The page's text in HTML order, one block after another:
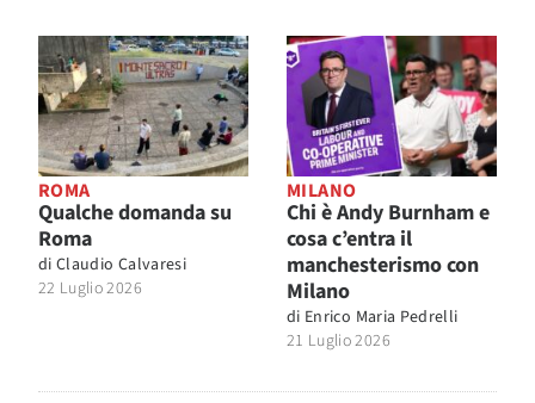
ROMA
Qualche domanda su
Roma
di Claudio Calvaresi
22 Luglio 2026
MILANO
Chi è Andy Burnham e
cosa c’entra il
manchesterismo con
Milano
di Enrico Maria Pedrelli
21 Luglio 2026